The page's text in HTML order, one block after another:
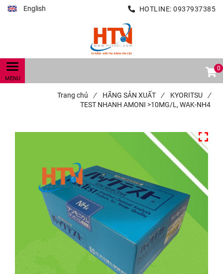
English HOTLINE: 0937937385
0
Trang chủ / HÃNG SẢN XUẤT / KYORITSU
/
TEST NHANH AMONI >10MG/L, WAK-NH4